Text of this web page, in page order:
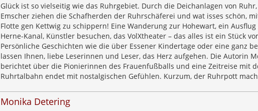
Glück ist so vielseitig wie das Ruhrgebiet. Durch die Deichanlagen von
Emscher ziehen die Schafherden der Ruhrschäferei und wat isses schön,
Flotte gen Kettwig zu schippern! Eine Wanderung zur Hohewart, ein Ausflug
Herne-Kanal, Künstler besuchen, das VolXtheater – das alles ist ein Stück
Persönliche Geschichten wie die über Essener Kindertage oder eine ganz
lassen Ihnen, liebe Leserinnen und Leser, das Herz aufgehen. Die Autorin
berichtet über die Pionierinnen des Frauenfußballs und eine Zeitreise mit
Ruhrtalbahn endet mit nostalgischen Gefühlen. Kurzum, der Ruhrpott
Monika Detering